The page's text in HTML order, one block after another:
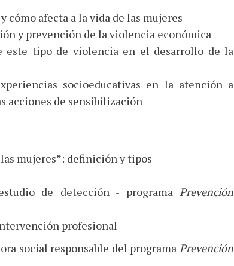
cómo afecta a la vida de las mujeres
y prevención de la violencia económica
este tipo de violencia en el desarrollo de la
socioeducativas en la atención a
acciones de sensibilización
mujeres”: definición y tipos
de detección - programa Prevención
profesional
social responsable del programa Prevención